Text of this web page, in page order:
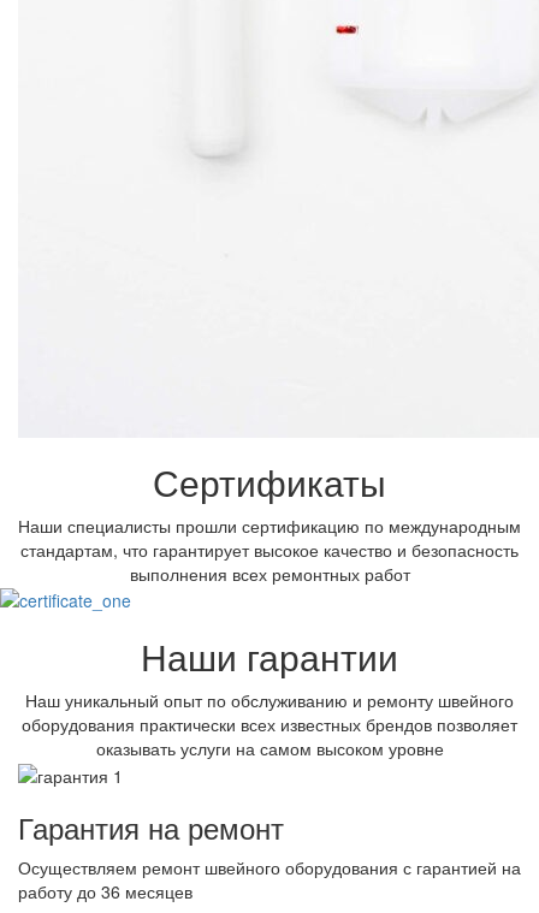
Сертификаты
Наши специалисты прошли сертификацию по международным
стандартам, что гарантирует высокое качество и безопасность
выполнения всех ремонтных работ
Наши гарантии
Наш уникальный опыт по обслуживанию и ремонту швейного
оборудования практически всех известных брендов позволяет
оказывать услуги на самом высоком уровне
Гарантия на ремонт
Осуществляем ремонт швейного оборудования с гарантией на
работу до 36 месяцев